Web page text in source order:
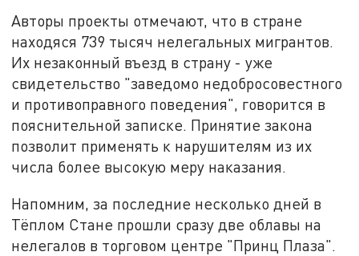
Авторы проекты отмечают, что в стране
находяся 739 тысяч нелегальных мигрантов.
Их незаконный въезд в страну - уже
свидетельство "заведомо недобросовестного
и противоправного поведения", говорится в
пояснительной записке. Принятие закона
позволит применять к нарушителям из их
числа более высокую меру наказания.
Напомним, за последние несколько дней в
Тёплом Стане прошли сразу две облавы на
нелегалов в торговом центре "Принц Плаза".